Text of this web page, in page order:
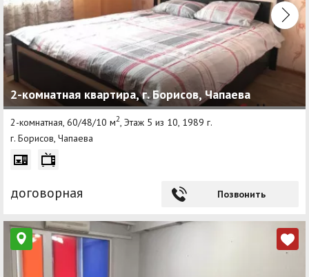
2-комнатная квартира, г. Борисов, Чапаева
2-комнатная, 60/48/10 м2 , Этаж 5 из 10, 1989 г.
г. Борисов, Чапаева
договорная Позвонить